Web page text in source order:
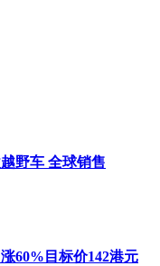
野车 全球销售
60%目标价142港元